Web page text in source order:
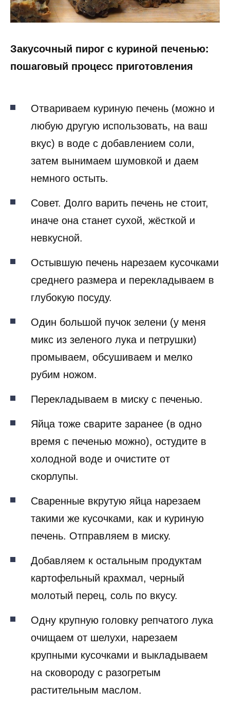
Закусочный пирог с куриной печенью:
пошаговый процесс приготовления
Отвариваем куриную печень (можно и
любую другую использовать, на ваш
вкус) в воде с добавлением соли,
затем вынимаем шумовкой и даем
немного остыть.
Совет. Долго варить печень не стоит,
иначе она станет сухой, жёсткой и
невкусной.
Остывшую печень нарезаем кусочками
среднего размера и перекладываем в
глубокую посуду.
Один большой пучок зелени (у меня
микс из зеленого лука и петрушки)
промываем, обсушиваем и мелко
рубим ножом.
Перекладываем в миску с печенью.
Яйца тоже сварите заранее (в одно
время с печенью можно), остудите в
холодной воде и очистите от
скорлупы.
Сваренные вкрутую яйца нарезаем
такими же кусочками, как и куриную
печень. Отправляем в миску.
Добавляем к остальным продуктам
картофельный крахмал, черный
молотый перец, соль по вкусу.
Одну крупную головку репчатого лука
очищаем от шелухи, нарезаем
крупными кусочками и выкладываем
на сковороду с разогретым
растительным маслом.